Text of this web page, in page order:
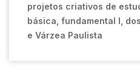
projetos criativos de
básica, fundamental I,
e Várzea Paulista